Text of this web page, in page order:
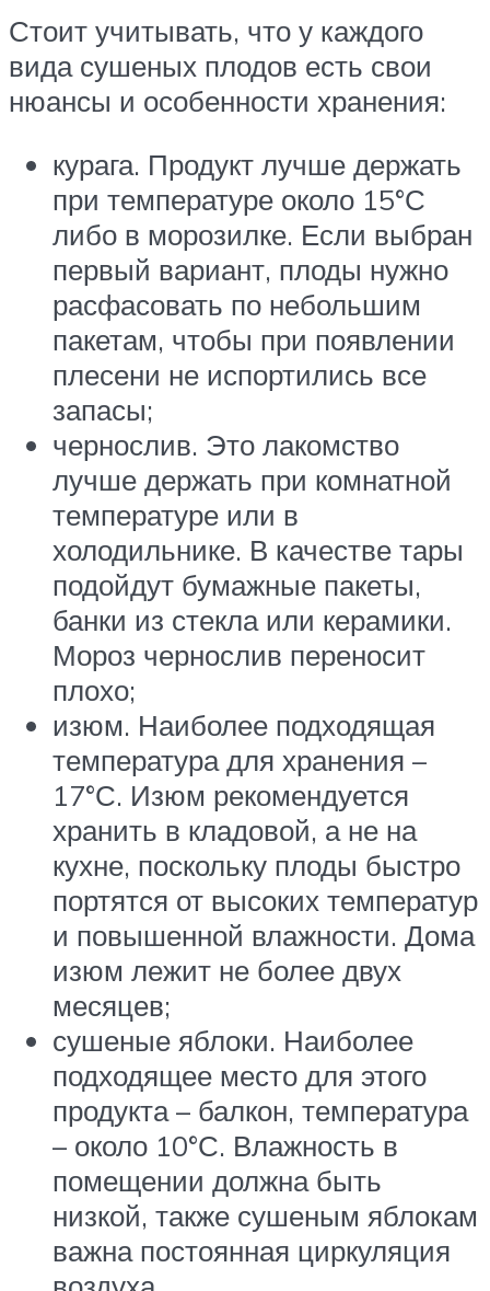
Стоит учитывать, что у каждого
вида сушеных плодов есть свои
нюансы и особенности хранения:
курага. Продукт лучше держать
при температуре около 15°С
либо в морозилке. Если выбран
первый вариант, плоды нужно
расфасовать по небольшим
пакетам, чтобы при появлении
плесени не испортились все
запасы;
чернослив. Это лакомство
лучше держать при комнатной
температуре или в
холодильнике. В качестве тары
подойдут бумажные пакеты,
банки из стекла или керамики.
Мороз чернослив переносит
плохо;
изюм. Наиболее подходящая
температура для хранения –
17°С. Изюм рекомендуется
хранить в кладовой, а не на
кухне, поскольку плоды быстро
портятся от высоких температур
и повышенной влажности. Дома
изюм лежит не более двух
месяцев;
сушеные яблоки. Наиболее
подходящее место для этого
продукта – балкон, температура
– около 10°С. Влажность в
помещении должна быть
низкой, также сушеным яблокам
важна постоянная циркуляция